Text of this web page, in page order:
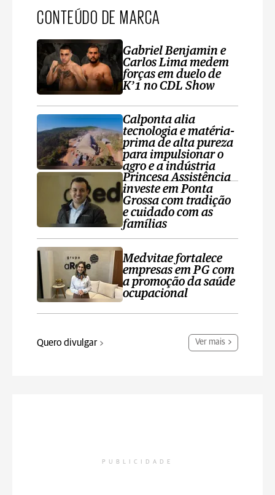
CONTEÚDO DE MARCA
Gabriel Benjamin e
Carlos Lima medem
forças em duelo de
K’1 no CDL Show
Calponta alia
tecnologia e matéria-
prima de alta pureza
para impulsionar o
agro e a indústria
Princesa Assistência
investe em Ponta
Grossa com tradição
e cuidado com as
famílias
Medvitae fortalece
empresas em PG com
a promoção da saúde
ocupacional
Quero divulgar Ver mais
PUBLICIDADE